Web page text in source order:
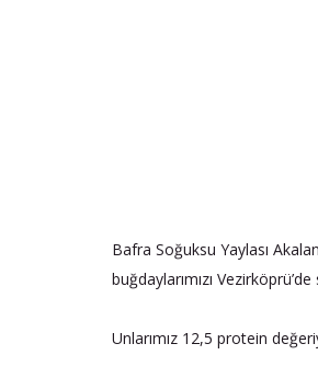
Bafra Soğuksu Yaylası
buğdaylarımızı
Unlarımız 12,5 protein